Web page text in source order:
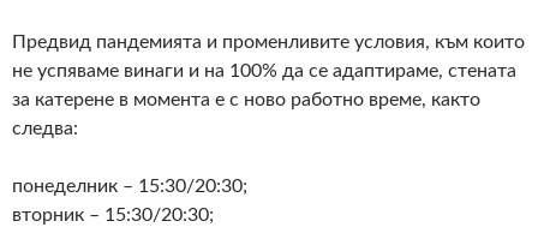
Предвид пандемията и променливите условия, към които
не успяваме винаги и на 100% да се адаптираме, стената
за катерене в момента е с ново работно време, както
следва:
понеделник – 15:30/20:30;
вторник – 15:30/20:30;